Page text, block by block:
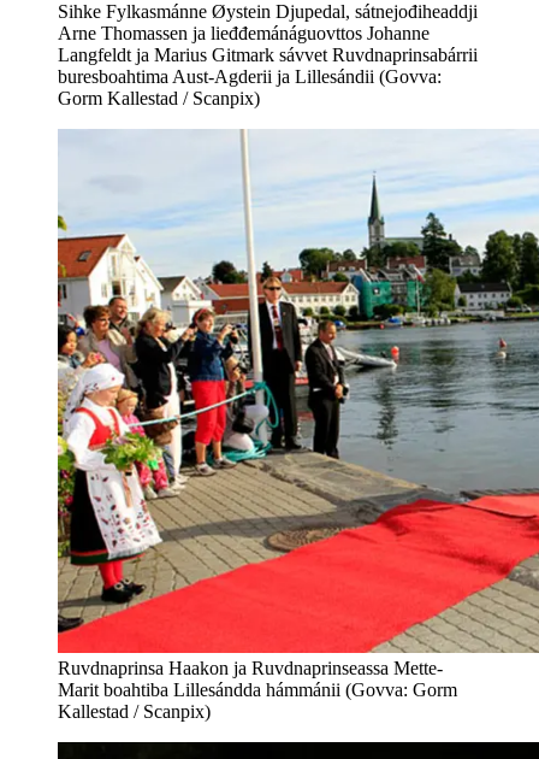
Sihke Fylkasmánne Øystein Djupedal, sátnejođiheaddji
Arne Thomassen ja lieđđemánáguovttos Johanne
Langfeldt ja Marius Gitmark sávvet Ruvdnaprinsabárrii
buresboahtima Aust-Agderii ja Lillesándii (Govva:
Gorm Kallestad / Scanpix)
Ruvdnaprinsa Haakon ja Ruvdnaprinseassa Mette-
Marit boahtiba Lillesándda hámmánii (Govva: Gorm
Kallestad / Scanpix)